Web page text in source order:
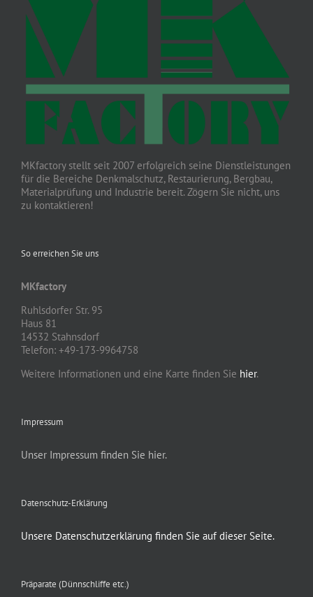
MKfactory stellt seit 2007 erfolgreich seine Dienstleistungen
für die Bereiche Denkmalschutz, Restaurierung, Bergbau,
Materialprüfung und Industrie bereit. Zögern Sie nicht, uns
zu kontaktieren!
So erreichen Sie uns
MKfactory
Ruhlsdorfer Str. 95
Haus 81
14532 Stahnsdorf
Telefon: +49-173-9964758
Weitere Informationen und eine Karte finden Sie hier.
Impressum
Unser Impressum finden Sie hier.
Datenschutz-Erklärung
Unsere Datenschutzerklärung finden Sie auf dieser Seite.
Präparate (Dünnschliffe etc.)